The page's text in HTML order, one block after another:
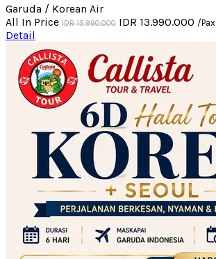
Garuda / Korean Air
All In Price IDR 15.990.000 IDR 13.990.000 /Pax
Detail